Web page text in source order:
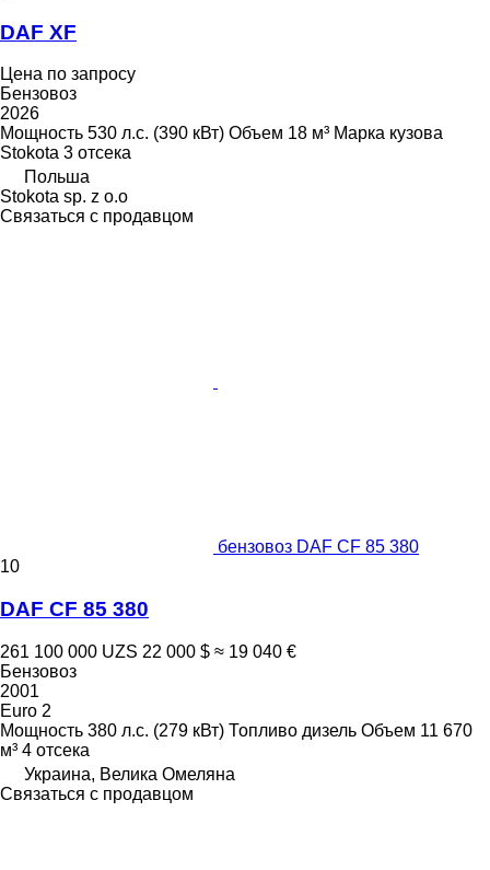
DAF XF
Цена по запросу
Бензовоз
2026
Мощность 530 л.с. (390 кВт) Объем 18 м³ Марка кузова
Stokota 3 отсека
Польша
Stokota sp. z o.o
Связаться с продавцом
бензовоз DAF CF 85 380
10
DAF CF 85 380
261 100 000 UZS 22 000 $ ≈ 19 040 €
Бензовоз
2001
Euro 2
Мощность 380 л.с. (279 кВт) Топливо дизель Объем 11 670
м³ 4 отсека
Украина, Велика Омеляна
Связаться с продавцом